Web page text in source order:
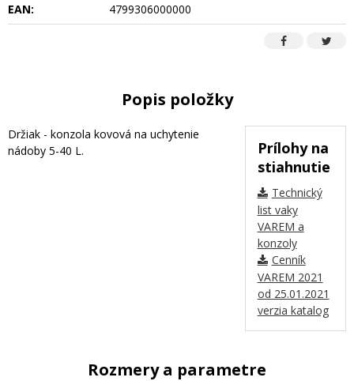
EAN:
4799306000000
Popis položky
Prílohy na
stiahnutie
Technický
list vaky
VAREM a
konzoly
Cenník
VAREM 2021
od 25.01.2021
verzia katalog
Držiak - konzola kovová na uchytenie
nádoby 5-40 L.
Rozmery a parametre